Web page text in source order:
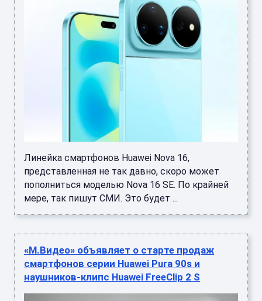
Линейка смартфонов Huawei Nova 16,
представленная не так давно, скоро может
пополниться моделью Nova 16 SE. По крайней
мере, так пишут СМИ. Это будет ...
«М.Видео» объявляет о старте продаж
смартфонов серии Huawei Pura 90s и
наушников-клипс Huawei FreeClip 2 S